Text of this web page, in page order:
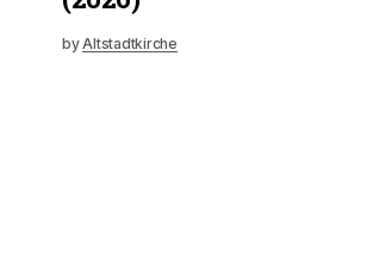
byAltstadtkirche